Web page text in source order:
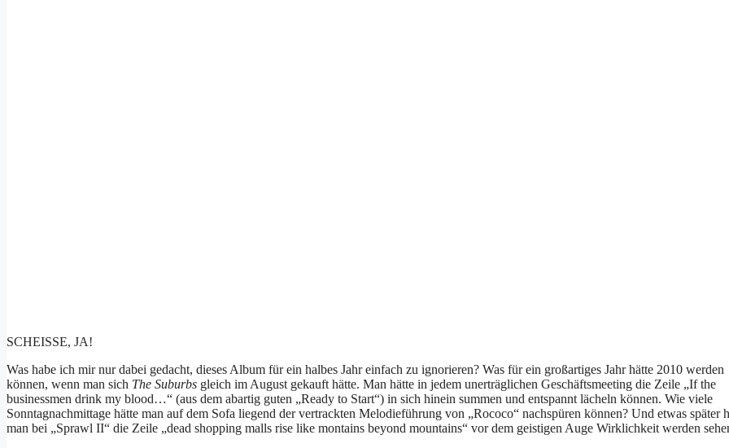
SCHEISSE, JA!
Was habe ich mir nur dabei gedacht, dieses Album für ein halbes Jahr einfach zu ignorieren? Was für ein großartiges Jahr hätte 2010 werden
können, wenn man sich The Suburbs gleich im August gekauft hätte. Man hätte in jedem unerträglichen Geschäftsmeeting die Zeile „If the
businessmen drink my blood…“ (aus dem abartig guten „Ready to Start“) in sich hinein summen und entspannt lächeln können. Wie viele
Sonntagnachmittage hätte man auf dem Sofa liegend der vertrackten Melodieführung von „Rococo“ nachspüren können? Und etwas später
man bei „Sprawl II“ die Zeile „dead shopping malls rise like montains beyond mountains“ vor dem geistigen Auge Wirklichkeit werden